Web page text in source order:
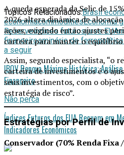
Tópicos Relacionados:Brasil
economiacommoditiesEconomia
Reserveíndices futurosjuros EUA
financeirosminério de ferro
a seguir
IBOV Renova Máxima Histórica:
Financeiro
Não perca
Índices Futuros dos EUA Recuam em
Indicadores Econômicos
A queda esperada da Selic de
2026 altera dinâmica de
ações, exigindo então ajustes
carteira para manter o
Assim, segundo especialista, “o
carteira de investimentos é o
seus investimentos, com o
estratégia de risco”.
Estratégias por Perfil de
Conservador (70% Renda Fixa